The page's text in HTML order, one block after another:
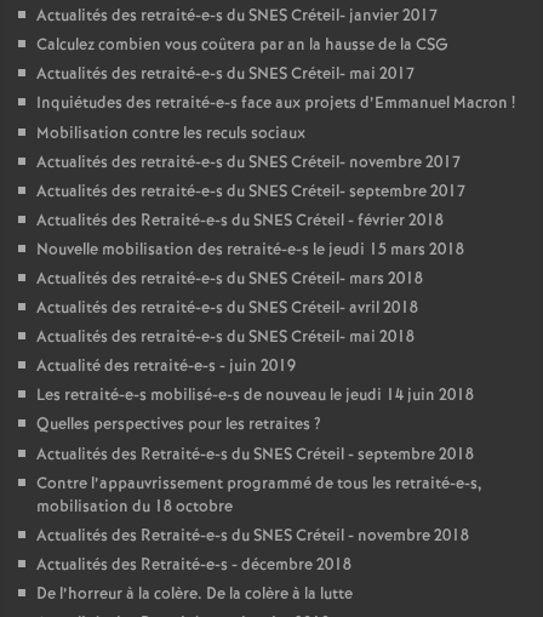
Actualités des retraité-e-s duSNESCréteil- janvier 2017
Calculez combien vous coûtera par an la hausse de la CSG
Actualités des retraité-e-s duSNESCréteil- mai 2017
Inquiétudes des retraité-e-s face aux projets d’Emmanuel Macron !
Mobilisation contre les reculs sociaux
Actualités des retraité-e-s duSNESCréteil- novembre 2017
Actualités des retraité-e-s duSNESCréteil- septembre 2017
Actualités des Retraité-e-s duSNESCréteil - février 2018
Nouvelle mobilisation des retraité-e-s le jeudi 15 mars 2018
Actualités des retraité-e-s duSNESCréteil- mars 2018
Actualités des retraité-e-s duSNESCréteil- avril 2018
Actualités des retraité-e-s duSNESCréteil- mai 2018
Actualité des retraité-e-s - juin 2019
Les retraité-e-s mobilisé-e-s de nouveau le jeudi 14 juin 2018
Quelles perspectives pour les retraites ?
Actualités des Retraité-e-s duSNESCréteil - septembre 2018
Contre l’appauvrissement programmé de tous les retraité-e-s,
mobilisation du 18 octobre
Actualités des Retraité-e-s duSNESCréteil - novembre 2018
Actualités des Retraité-e-s - décembre 2018
De l’horreur à la colère. De la colère à la lutte